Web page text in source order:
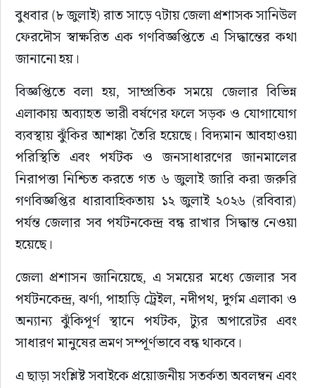
বুধবার (৮ জুলাই) রাত সাড়ে ৭টায় জেলা প্রশাসক সানিউল
ফেরদৌস স্বাক্ষরিত এক গণবিজ্ঞপ্তিতে এ সিদ্ধান্তের কথা
জানানো হয়।
বিজ্ঞপ্তিতে বলা হয়, সাম্প্রতিক সময়ে জেলার বিভিন্ন
এলাকায় অব্যাহত ভারী বর্ষণের ফলে সড়ক ও যোগাযোগ
ব্যবস্থায় ঝুঁকির আশঙ্কা তৈরি হয়েছে। বিদ্যমান আবহাওয়া
পরিস্থিতি এবং পর্যটক ও জনসাধারণের জানমালের
নিরাপত্তা নিশ্চিত করতে গত ৬ জুলাই জারি করা জরুরি
গণবিজ্ঞপ্তির ধারাবাহিকতায় ১২ জুলাই ২০২৬ (রবিবার)
পর্যন্ত জেলার সব পর্যটনকেন্দ্র বন্ধ রাখার সিদ্ধান্ত নেওয়া
হয়েছে।
জেলা প্রশাসন জানিয়েছে, এ সময়ের মধ্যে জেলার সব
পর্যটনকেন্দ্র, ঝর্ণা, পাহাড়ি ট্রেইল, নদীপথ, দুর্গম এলাকা ও
অন্যান্য ঝুঁকিপূর্ণ স্থানে পর্যটক, ট্যুর অপারেটর এবং
সাধারণ মানুষের ভ্রমণ সম্পূর্ণভাবে বন্ধ থাকবে।
এ ছাড়া সংশ্লিষ্ট সবাইকে প্রয়োজনীয় সতর্কতা অবলম্বন এবং